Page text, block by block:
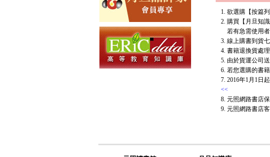
1. 欲選購【按篇
2. 購買【月旦知
若有急需使用者
3. 線上購書到貨
4. 書籍退換貨處
5. 由於貨運公司
6. 若您選購的書
7. 2016年1月1日
<<
8. 元照網路書店
9. 元照網路書店客